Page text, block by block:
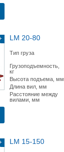
LM 20-80
Тип груза
Грузоподъемность,
кг
Высота подъема, мм
Длина вил, мм
Расстояние между
вилами, мм
LM 15-150